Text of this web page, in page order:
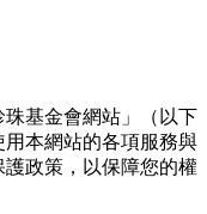
基金會網站」（以下
本網站的各項服務與
政策，以保障您的權